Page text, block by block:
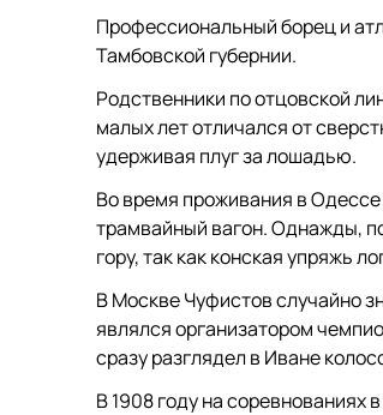
Профессиональный борец и
Тамбовской губернии.
Родственники по отцовской
малых лет отличался от
удерживая плуг за лошадью.
Во время проживания в
трамвайный вагон. Однажды,
гору, так как конская упряжь
В Москве Чуфистов случайно
являлся организатором
сразу разглядел в Иване
В 1908 году на соревнованиях